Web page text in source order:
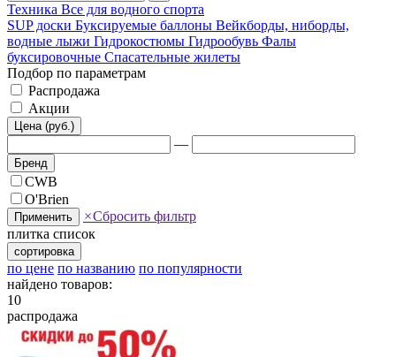
Техника Все для водного спорта
SUP доски Буксируемые баллоны Вейкборды, ниборды,
водные лыжи Гидрокостюмы Гидрообувь Фалы
буксировочные Спасательные жилеты
Подбор по параметрам
Распродажа
Акции
Цена (руб.)
—
Бренд
CWB
O'Brien
Применить ×Сбросить фильтр
плитка список
сортировка
по цене по названию по популярности
найдено товаров:
10
распродажа